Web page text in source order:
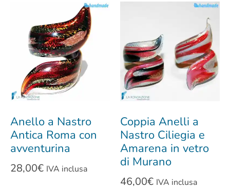
Anello a Nastro
Antica Roma con
avventurina
28,00€ IVA inclusa
Coppia Anelli a
Nastro Ciliegia e
Amarena in vetro
di Murano
46,00€ IVA inclusa